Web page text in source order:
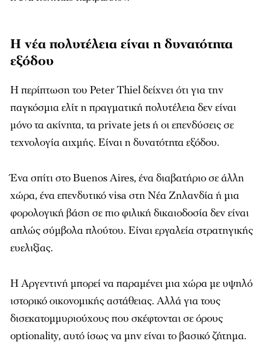
Η νέα πολυτέλεια είναι η δυνατότητα
εξόδου
Η περίπτωση του Peter Thiel δείχνει ότι για την
παγκόσμια ελίτ η πραγματική πολυτέλεια δεν είναι
μόνο τα ακίνητα, τα private jets ή οι επενδύσεις σε
τεχνολογία αιχμής. Είναι η δυνατότητα εξόδου.
Ένα σπίτι στο Buenos Aires, ένα διαβατήριο σε άλλη
χώρα, ένα επενδυτικό visa στη Νέα Ζηλανδία ή μια
φορολογική βάση σε πιο φιλική δικαιοδοσία δεν είναι
απλώς σύμβολα πλούτου. Είναι εργαλεία στρατηγικής
ευελιξίας.
Η Αργεντινή μπορεί να παραμένει μια χώρα με υψηλό
ιστορικό οικονομικής αστάθειας. Αλλά για τους
δισεκατομμυριούχους που σκέφτονται σε όρους
optionality, αυτό ίσως να μην είναι το βασικό ζήτημα.